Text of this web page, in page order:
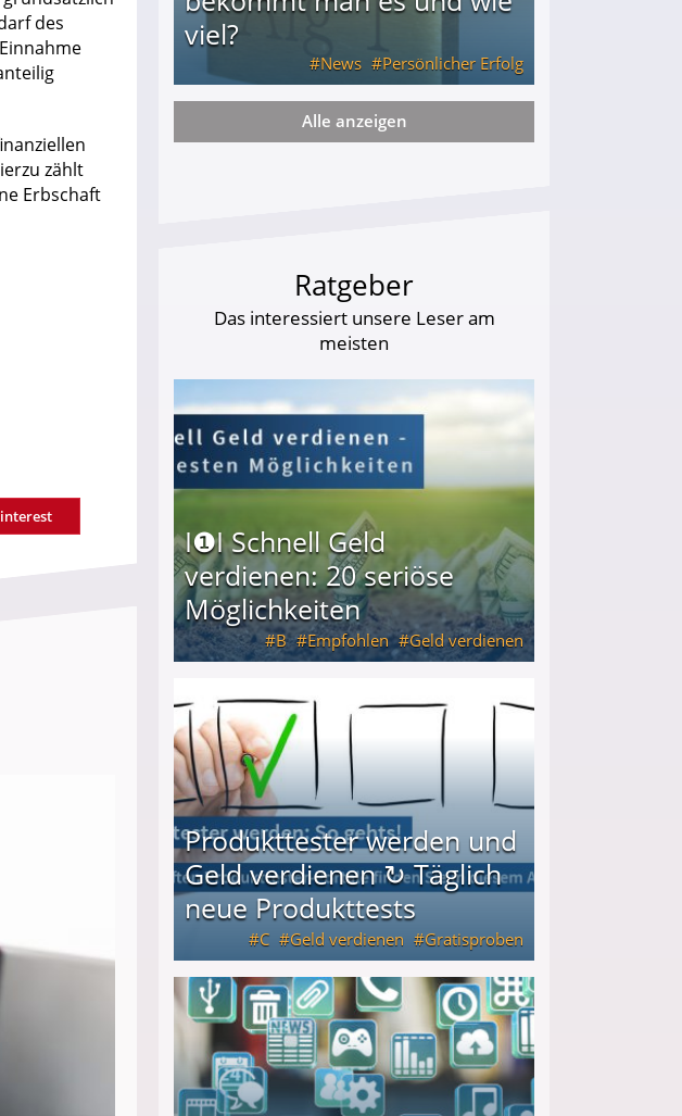
des
zählt
Erbschaft
viel?
News Persönlicher Erfolg
bekommt man es und wie viel?
Alle anzeigen
Ratgeber
Das interessiert unsere Leser am
meisten
I❶I Schnell Geld
verdienen: 20 seriöse
Möglichkeiten
B Empfohlen Geld verdienen
Produkttester werden und
Geld verdienen ↻ Täglich
neue Produkttests
C Geld verdienen Gratisproben
Geld verdienen ↻ Täglich neue Produkttests